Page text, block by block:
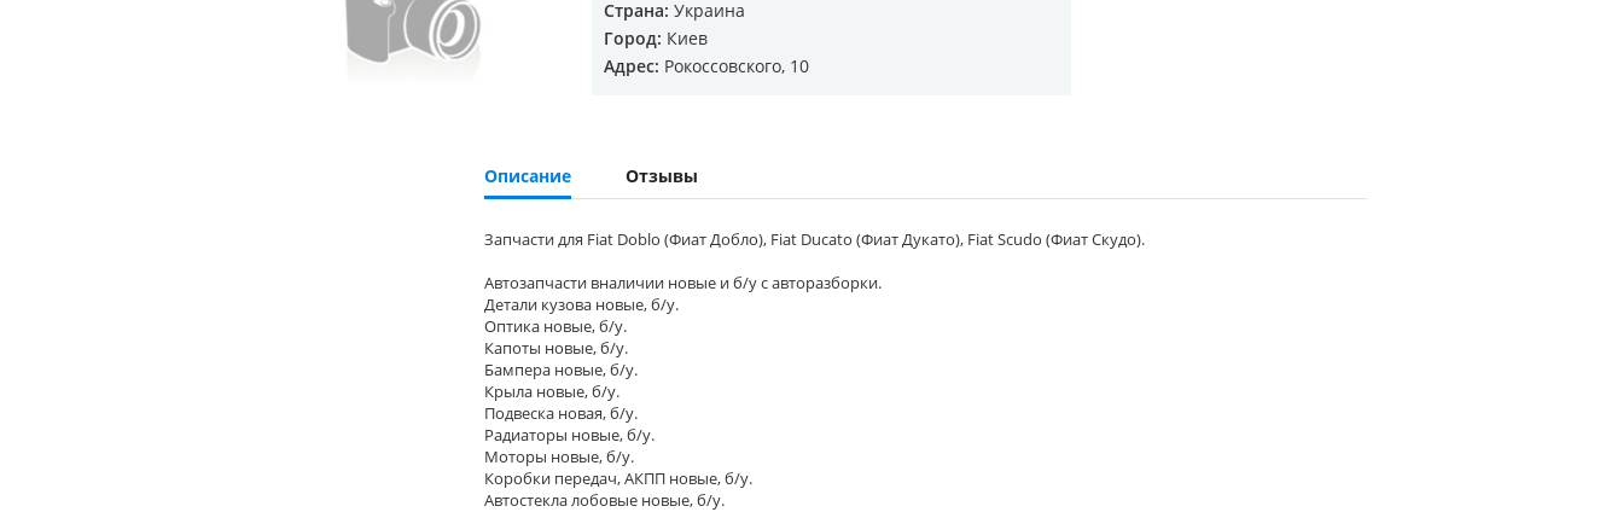
Страна: Украина
Город: Киев
Адрес: Рокоссовского, 10
Описание Отзывы
Запчасти для Fiat Doblo (Фиат Добло), Fiat Ducato (Фиат Дукато), Fiat Scudo (Фиат Скудо).
Автозапчасти вналичии новые и б/у с авторазборки.
Детали кузова новые, б/у.
Оптика новые, б/у.
Капоты новые, б/у.
Бампера новые, б/у.
Крыла новые, б/у.
Подвеска новая, б/у.
Радиаторы новые, б/у.
Моторы новые, б/у.
Коробки передач, АКПП новые, б/у.
Автостекла лобовые новые, б/у.